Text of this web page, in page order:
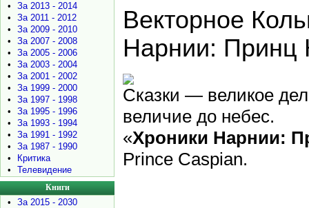
•
За 2013 - 2014
•
За 2011 - 2012
•
За 2009 - 2010
•
За 2007 - 2008
•
За 2005 - 2006
•
За 2003 - 2004
•
За 2001 - 2002
•
За 1999 - 2000
•
За 1997 - 1998
•
За 1995 - 1996
•
За 1993 - 1994
•
За 1991 - 1992
•
За 1987 - 1990
•
Критика
•
Телевидение
Книги
•
За 2015 - 2030
Векторное
Нарнии: Принц
Сказки — великое
величие до небес.
«Хроники Нарнии:
Prince Caspian.